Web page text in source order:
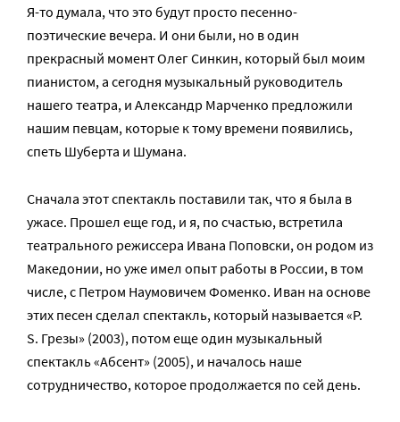
Я-то думала, что это будут просто песенно-
поэтические вечера. И они были, но в один
прекрасный момент Олег Синкин, который был моим
пианистом, а сегодня музыкальный руководитель
нашего театра, и Александр Марченко предложили
нашим певцам, которые к тому времени появились,
спеть Шуберта и Шумана.
Сначала этот спектакль поставили так, что я была в
ужасе. Прошел еще год, и я, по счастью, встретила
театрального режиссера Ивана Поповски, он родом из
Македонии, но уже имел опыт работы в России, в том
числе, с Петром Наумовичем Фоменко. Иван на основе
этих песен сделал спектакль, который называется «P.
S. Грезы» (2003), потом еще один музыкальный
спектакль «Абсент» (2005), и началось наше
сотрудничество, которое продолжается по сей день.